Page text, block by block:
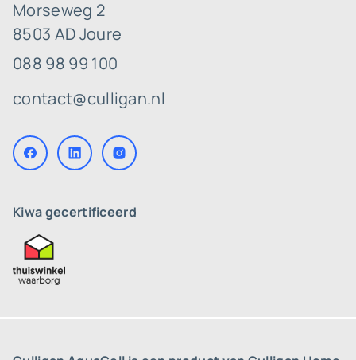
Morseweg 2
8503 AD Joure
088 98 99 100
contact@culligan.nl
Kiwa gecertificeerd